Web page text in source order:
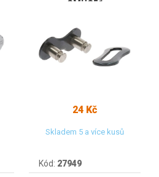
SMUG51
24 Kč
Skladem 5 a více kusů
Kód: 27949